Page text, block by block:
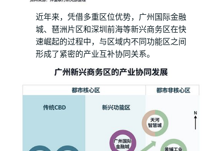
近年来，凭借多重区位优势，广州国际金融
城、琶洲片区和深圳前海等新兴商务区在快
速崛起的过程中，与区域内不同功能区之间
形成了紧密的产业互补协同关系。